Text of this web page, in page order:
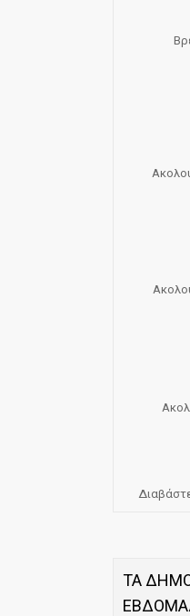
ΤΑ